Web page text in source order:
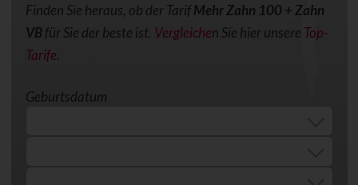
Finden Sie heraus, ob der TarifMehr Zahn 100 + Zahn
VBfür Sie der beste ist. Vergleichen Sie hier unsere Top-
Tarife.
Geburtsdatum